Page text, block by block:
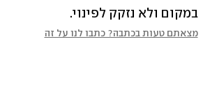
במקום ולא נזקק לפינוי.
מצאתם טעות בכתבה? כתבו לנו על זה